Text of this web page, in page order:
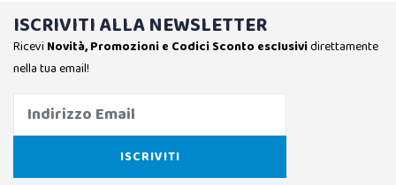
ISCRIVITI ALLA NEWSLETTER
Ricevi Novità, Promozioni e Codici Sconto esclusividirettamente
nella tua email!